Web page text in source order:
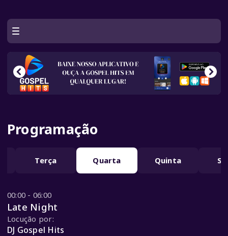
Programação
Terça Quarta Quinta
00:00 - 06:00
Late Night
Locução por:
DJ Gospel Hits